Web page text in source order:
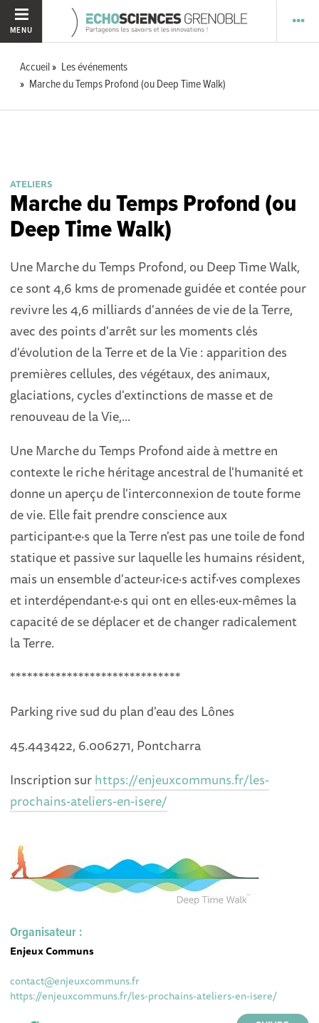
MENU
Accueil
Les événements
Marche du Temps Profond (ou Deep Time Walk)
ATELIERS
Marche du Temps Profond (ou
Deep Time Walk)
Une Marche du Temps Profond, ou Deep Time Walk,
ce sont 4,6 kms de promenade guidée et contée pour
revivre les 4,6 milliards d'années de vie de la Terre,
avec des points d'arrêt sur les moments clés
d'évolution de la Terre et de la Vie : apparition des
premières cellules, des végétaux, des animaux,
glaciations, cycles d'extinctions de masse et de
renouveau de la Vie,...
Une Marche du Temps Profond aide à mettre en
contexte le riche héritage ancestral de l'humanité et
donne un aperçu de l'interconnexion de toute forme
de vie. Elle fait prendre conscience aux
participant·e·s que la Terre n'est pas une toile de fond
statique et passive sur laquelle les humains résident,
mais un ensemble d'acteur·ice·s actif·ves complexes
et interdépendant·e·s qui ont en elles·eux-mêmes la
capacité de se déplacer et de changer radicalement
la Terre.
******************************
Parking rive sud du plan d'eau des Lônes
45.443422, 6.006271, Pontcharra
Inscription surhttps://enjeuxcommuns.fr/les-
prochains-ateliers-en-isere/
Organisateur :
Enjeux Communs
contact@enjeuxcommuns.fr
https://enjeuxcommuns.fr/les-prochains-ateliers-en-isere/